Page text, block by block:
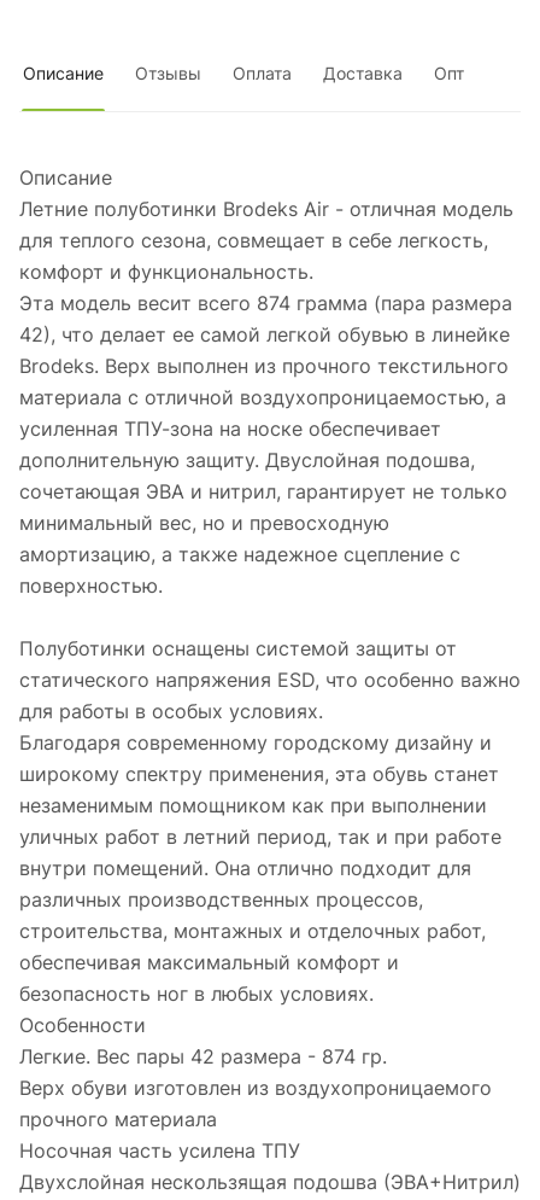
Описание Отзывы Оплата Доставка Опт
Описание
Летние полуботинки Brodeks Air - отличная модель
для теплого сезона, совмещает в себе легкость,
комфорт и функциональность.
Эта модель весит всего 874 грамма (пара размера
42), что делает ее самой легкой обувью в линейке
Brodeks. Верх выполнен из прочного текстильного
материала с отличной воздухопроницаемостью, а
усиленная ТПУ-зона на носке обеспечивает
дополнительную защиту. Двуслойная подошва,
сочетающая ЭВА и нитрил, гарантирует не только
минимальный вес, но и превосходную
амортизацию, а также надежное сцепление с
поверхностью.
Полуботинки оснащены системой защиты от
статического напряжения ESD, что особенно важно
для работы в особых условиях.
Благодаря современному городскому дизайну и
широкому спектру применения, эта обувь станет
незаменимым помощником как при выполнении
уличных работ в летний период, так и при работе
внутри помещений. Она отлично подходит для
различных производственных процессов,
строительства, монтажных и отделочных работ,
обеспечивая максимальный комфорт и
безопасность ног в любых условиях.
Особенности
Легкие. Вес пары 42 размера - 874 гр.
Верх обуви изготовлен из воздухопроницаемого
прочного материала
Носочная часть усилена ТПУ
Двухслойная нескользящая подошва (ЭВА+Нитрил)